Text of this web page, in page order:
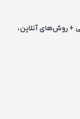
+ روش‌های آنلاین،